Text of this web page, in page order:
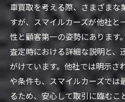
買取後のフォロー体
スマイルカーズで安心取
コツ
取引前に知っておく
安心して取引するた
取引後のトラブルを防
車買取を考える際、さまざまな
すが、スマイルカーズが他社と
性と顧客第一の姿勢にあります
査定時における詳細な説明と、
がけています。他社では明示さ
や条件も、スマイルカーズでは
るため、安心して取引に臨むこ